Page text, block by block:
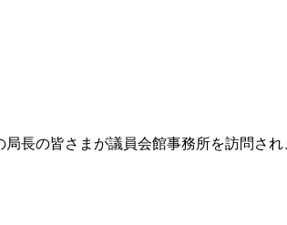
長の皆さまが議員会館事務所を訪問され